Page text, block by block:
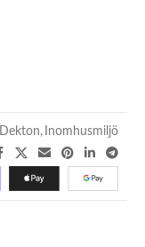
Dekton, Inomhusmiljö